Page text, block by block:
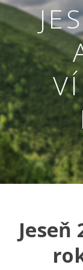
Jeseň
Nevyhnutné
Tieto cookies
nevyhnutné